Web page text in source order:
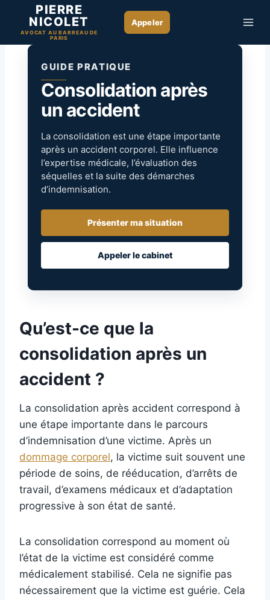
PIERRE
NICOLET
AVOCAT AU BARREAU DE
PARIS
GUIDE PRATIQUE
Consolidation après
un accident
La consolidation est une étape importante
après un accident corporel. Elle influence
l’expertise médicale, l’évaluation des
séquelles et la suite des démarches
d’indemnisation.
Présenter ma situation
Appeler le cabinet
Qu’est-ce que la
consolidation après un
accident ?
La consolidation après accident correspond à
une étape importante dans le parcours
d’indemnisation d’une victime. Après un
dommage corporel, la victime suit souvent une
période de soins, de rééducation, d’arrêts de
travail, d’examens médicaux et d’adaptation
progressive à son état de santé.
La consolidation correspond au moment où
l’état de la victime est considéré comme
médicalement stabilisé. Cela ne signifie pas
nécessairement que la victime est guérie. Cela